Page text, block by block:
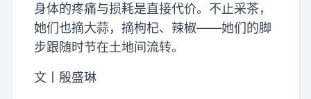
身体的疼痛与损耗是直接代价。不止采茶，
她们也摘大蒜，摘枸杞、辣椒——她们的脚
步跟随时节在土地间流转。
文丨殷盛琳